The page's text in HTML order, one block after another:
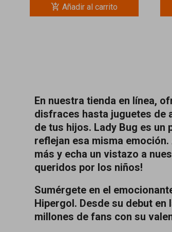
add_shopping_cart Añadir al carrito
En nuestra tienda en línea,
disfraces hasta juguetes de
de tus hijos. Lady Bug es
reflejan esa misma
más y echa un vistazo a
queridos por los niños!
Sumérgete en el
Hipergol. Desde su debut
millones de fans con su